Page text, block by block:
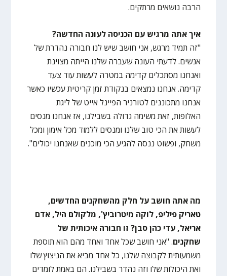
הרבה נושאים מרתקים.
איך אתה מרגיש עם הכניסה לעונה החדשה?
"זה תמיד מרגש, אני חושב שיש לנו חבורה נהדרת של
אנשים. לדעתי העונה שעברה שלנו הייתה מצוינת
ואנחנו מסתכלים קדימה במטרה לעשות עוד צעד
קדימה. אנחנו נמצאים בנקודת זמן קריטית עכשיו כאשר
אנחנו מתכוננים לטורניר הפיינל אייט של ליגת
האלופות, זאת משימה גדולה בשבילנו, אז אנחנו מנסים
לעשות את הכי טוב שלנו ומנסים ללמוד מכל אימון ומכל
משחק, ופשוט ננסה להגיע הכי מוכנים שאנחנו יכולים".
מה אתה חושב על חלק מהשחקנים החדשים,
טאריק פיליפ, לוקה מיטרוביץ', מלקולם היל, אדם
אריאל, עדי כהן סבן? זו חבורה איכותית של
שחקנים. "אני חושב שכל אחד ואחד מהם הוא תוספת
משמעותית לקבוצה שלנו, כל אחד מביא את הניצוץ שלו
ואת היכולות שלו וזה נהדר בשבילנו. הם באמת לומדים